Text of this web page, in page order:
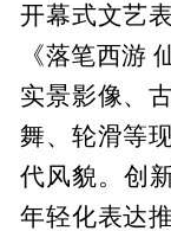
开幕式文艺
《落笔西游
实景影像、
舞、轮滑等
代风貌。创
年轻化表达